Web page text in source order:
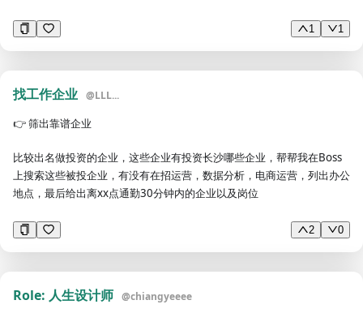
运营，不过是把杂事排列组合罢了》 （6） 权威稀缺：提供在别处无法
获取的独家价值：《离职前，我把运营黄埔军校-阿里的干货都供出来
了》《网易内部资料：教你最专业的用户调研和需求分析方法》 （7）制
造画面感：《被嫌弃的40岁打工人》《用尖头镊子拔黑头，爽吧？手抖
戳个血窟你可别哭啊！》（8）引述见证：《历经4期打磨，1254人参
的10个免费图片网站，你用过几个？》 （9）省钱、折扣：《免费公开
GQ总主笔，学写刷屏级文章（即将涨价）》 （10）利用数字与数据：
《我分析了100个案例，总结出端午活动创意的3种方法》《他做了25年
配音，跑了7年龙套，首演男主便称雄影帝，登顶华语影坛》 （11）讲
全上海滩最专一的老头》《29岁辞职奥美总监，她开出不卖咖啡的咖啡
馆，却让李宗盛竖起大拇指》《参加完浪姐后，她下乡养猪了》（12）
提出疑问：《真正受过教育的人，有哪些思维方式？》《如何做出既有
power又有point的PPT？》（13） 引发好奇、制造悬念：《为什么那么
多好看的女生都长着小胡子》《十一档没有电影看？一口气连刷12部的
1 1
找工作企业 @LLL...
👉筛出靠谱企业
比较出名做投资的企业，这些企业有投资长沙哪些企业，帮帮我在Boss
上搜索这些被投企业，有没有在招运营，数据分析，电商运营，列出办公
地点，最后给出离xx点通勤30分钟内的企业以及岗位
2 0
Role: 人生设计师 @chiangyeeee